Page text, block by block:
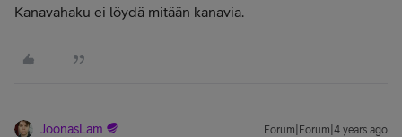
Kanavahaku ei löydä mitään kanavia.
JoonasLam Forum|Forum|4 years ago